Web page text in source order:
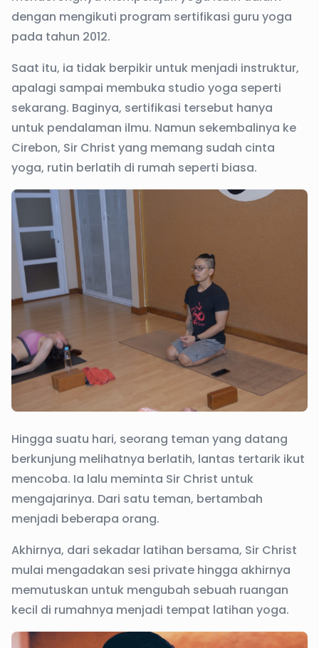
dengan mengikuti program sertifikasi guru yoga
pada tahun 2012.
Saat itu, ia tidak berpikir untuk menjadi instruktur,
apalagi sampai membuka studio yoga seperti
sekarang. Baginya, sertifikasi tersebut hanya
untuk pendalaman ilmu. Namun sekembalinya ke
Cirebon, Sir Christ yang memang sudah cinta
yoga, rutin berlatih di rumah seperti biasa.
Hingga suatu hari, seorang teman yang datang
berkunjung melihatnya berlatih, lantas tertarik ikut
mencoba. Ia lalu meminta Sir Christ untuk
mengajarinya. Dari satu teman, bertambah
menjadi beberapa orang.
Akhirnya, dari sekadar latihan bersama, Sir Christ
mulai mengadakan sesi private hingga akhirnya
memutuskan untuk mengubah sebuah ruangan
kecil di rumahnya menjadi tempat latihan yoga.